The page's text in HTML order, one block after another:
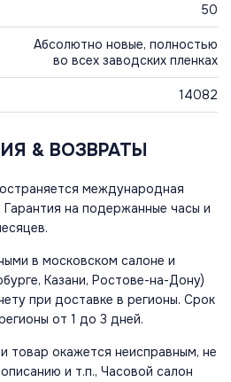
50
Абсолютно новые, полностью
во всех заводских пленках
14082
& ВОЗВРАТЫ
международная
Гарантия на подержанные часы и
в московском салоне и
Казани, Ростове-на-Дону)
при доставке в регионы. Срок
от 1 до 3 дней.
товар окажется неисправным, не
и т.п., Часовой салон